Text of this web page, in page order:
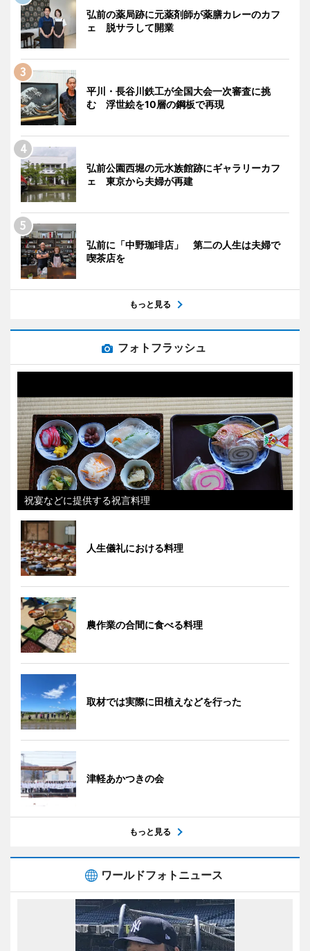
弘前の薬局跡に元薬剤師が薬膳カレーのカフ
ェ 脱サラして開業
平川・長谷川鉄工が全国大会一次審査に挑
む 浮世絵を10層の鋼板で再現
弘前公園西堀の元水族館跡にギャラリーカフ
ェ 東京から夫婦が再建
弘前に「中野珈琲店」 第二の人生は夫婦で
喫茶店を
もっと見る
フォトフラッシュ
祝宴などに提供する祝言料理
人生儀礼における料理
農作業の合間に食べる料理
取材では実際に田植えなどを行った
津軽あかつきの会
もっと見る
ワールドフォトニュース